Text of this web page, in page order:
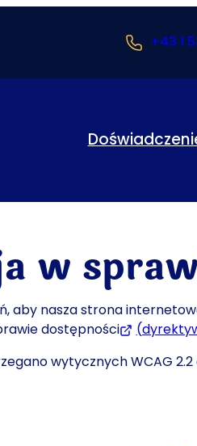
+43 1
w
aby nasza strona
dostępności
wytycznych WCAG